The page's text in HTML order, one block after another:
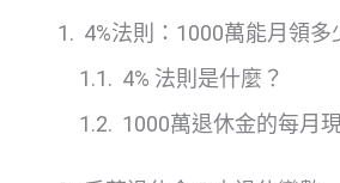
4%法則：1000萬能月領多
4% 法則是什麼？
1000萬退休金的每月